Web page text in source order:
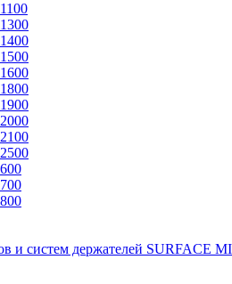
и систем держателей SURFACE